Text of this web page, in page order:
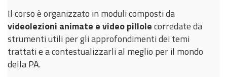
Il corso è organizzato in modulicomposti da
videolezioni animate e video pillolecorredate da
strumenti utili per gli approfondimenti dei temi
trattati e a contestualizzarli al meglio per il mondo
della PA.